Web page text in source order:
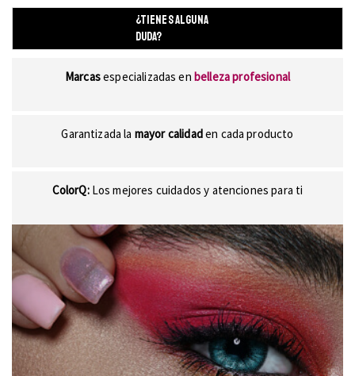
¿TIENES ALGUNA
DUDA?
Marcasespecializadas en belleza profesional
Garantizada la mayor calidaden cada producto
ColorQ:Los mejores cuidados y atenciones para ti